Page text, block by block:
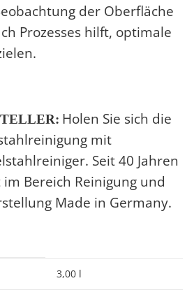
der Oberfläche
Prozesses hilft, optimale
Holen Sie sich die
mit
. Seit 40 Jahren
Bereich Reinigung und
Made in Germany.
3,00 l